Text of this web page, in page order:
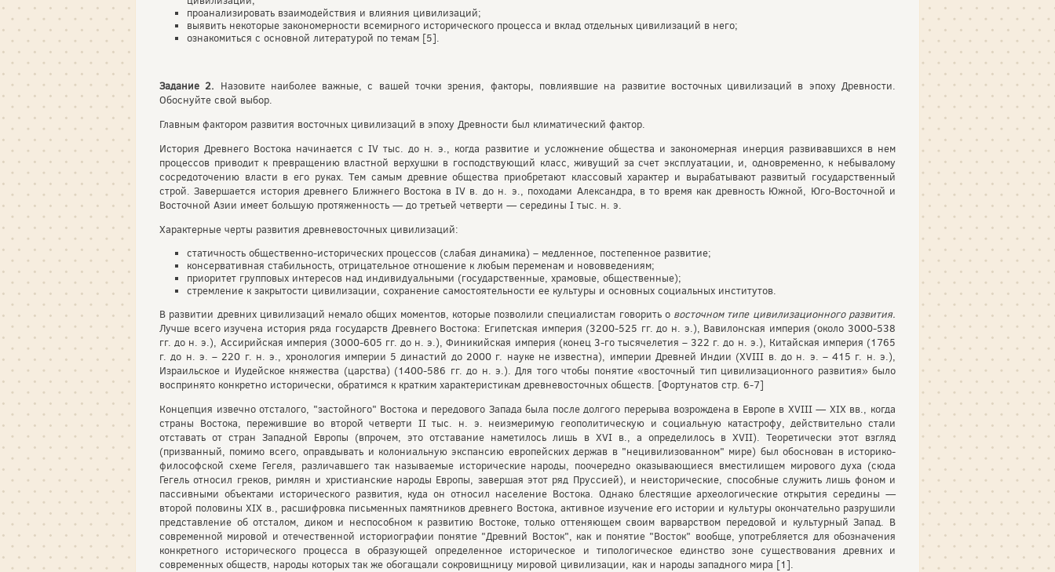
проанализировать взаимодействия и влияния цивилизаций;
выявить некоторые закономерности всемирного исторического процесса и вклад отдельных цивилизаций в него;
ознакомиться с основной литературой по темам [5].
Задание 2. Назовите наиболее важные, с вашей точки зрения, факторы, повлиявшие на развитие восточных цивилизаций в эпоху Древности.
Обоснуйте свой выбор.
Главным фактором развития восточных цивилизаций в эпоху Древности был климатический фактор.
История Древнего Востока начинается с IV тыс. до н. э., когда развитие и усложнение общества и закономерная инерция развивавшихся в нем
процессов приводит к превращению властной верхушки в господствующий класс, живущий за счет эксплуатации, и, одновременно, к небывалому
сосредоточению власти в его руках. Тем самым древние общества приобретают классовый характер и вырабатывают развитый государственный
строй. Завершается история древнего Ближнего Востока в IV в. до н. э., походами Александра, в то время как древность Южной, Юго-Восточной и
Восточной Азии имеет большую протяженность — до третьей четверти — середины I тыс. н. э.
Характерные черты развития древневосточных цивилизаций:
статичность общественно-исторических процессов (слабая динамика) – медленное, постепенное развитие;
консервативная стабильность, отрицательное отношение к любым переменам и нововведениям;
приоритет групповых интересов над индивидуальными (государственные, храмовые, общественные);
стремление к закрытости цивилизации, сохранение самостоятельности ее культуры и основных социальных институтов.
В развитии древних цивилизаций немало общих моментов, которые позволили специалистам говорить о восточном типе цивилизационного развития.
Лучше всего изучена история ряда государств Древнего Востока: Египетская империя (3200-525 гг. до н. э.), Вавилонская империя (около 3000-538
гг. до н. э.), Ассирийская империя (3000-605 гг. до н. э.), Финикийская империя (конец 3-го тысячелетия – 322 г. до н. э.), Китайская империя (1765
г. до н. э. – 220 г. н. э., хронология империи 5 династий до 2000 г. науке не известна), империи Древней Индии (XVIII в. до н. э. – 415 г. н. э.),
Израильское и Иудейское княжества (царства) (1400-586 гг. до н. э.). Для того чтобы понятие «восточный тип цивилизационного развития» было
воспринято конкретно исторически, обратимся к кратким характеристикам древневосточных обществ. [Фортунатов стр. 6-7]
Концепция извечно отсталого, "застойного" Востока и передового Запада была после долгого перерыва возрождена в Европе в XVIII — XIX вв., когда
страны Востока, пережившие во второй четверти II тыс. н. э. неизмеримую геополитическую и социальную катастрофу, действительно стали
отставать от стран Западной Европы (впрочем, это отставание наметилось лишь в XVI в., а определилось в XVII). Теоретически этот взгляд
(призванный, помимо всего, оправдывать и колониальную экспансию европейских держав в "нецивилизованном" мире) был обоснован в историко-
философской схеме Гегеля, различавшего так называемые исторические народы, поочередно оказывающиеся вместилищем мирового духа (сюда
Гегель относил греков, римлян и христианские народы Европы, завершая этот ряд Пруссией), и неисторические, способные служить лишь фоном и
пассивными объектами исторического развития, куда он относил население Востока. Однако блестящие археологические открытия середины —
второй половины XIX в., расшифровка письменных памятников древнего Востока, активное изучение его истории и культуры окончательно разрушили
представление об отсталом, диком и неспособном к развитию Востоке, только оттеняющем своим варварством передовой и культурный Запад. В
современной мировой и отечественной историографии понятие "Древний Восток", как и понятие "Восток" вообще, употребляется для обозначения
конкретного исторического процесса в образующей определенное историческое и типологическое единство зоне существования древних и
современных обществ, народы которых так же обогащали сокровищницу мировой цивилизации, как и народы западного мира [1].